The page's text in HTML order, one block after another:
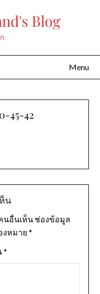
Blog
Menu
45-42
น
นอื่นเห็น ช่องข้อมูล
งหมาย *
*